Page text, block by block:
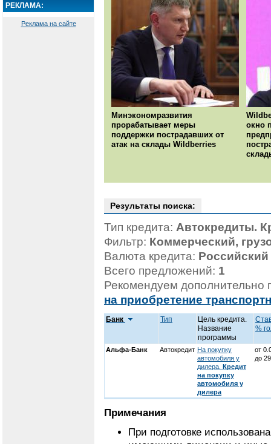
РЕКЛАМА:
Реклама на сайте
Минэкономразвития
прорабатывает меры
поддержки пострадавших от
атак на склады Wildberries
окно
Результаты поиска:
Тип кредита: Автокредиты.
Фильтр: Коммерческий,
Валюта кредита:
Всего предложений: 1
Рекомендуем дополнительно
на приобретение
Банк Тип
Цель кредита.
Название
программы
%
Альфа-Банк Автокредит На покупку
автомобиля у
дилера. Кредит
на покупку
автомобиля у
дилера
от
до
Примечания
При подготовке